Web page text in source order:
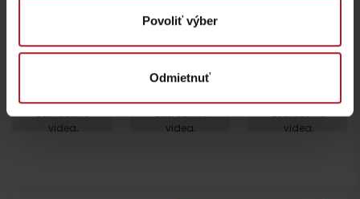
Povoliť výber
Odmietnuť
Prosím, pre
zobrazenie
videa,
Prosím, pre
zobrazenie
videa,
Prosím, pre
zobrazenie
videa,